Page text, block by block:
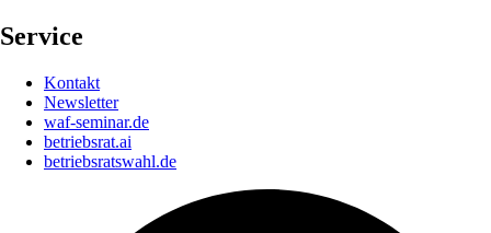
Service
Kontakt
Newsletter
waf-seminar.de
betriebsrat.ai
betriebsratswahl.de